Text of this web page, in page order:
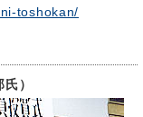
toshokan/
）